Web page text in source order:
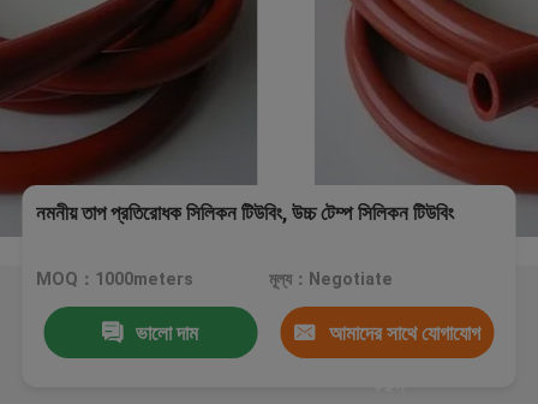
নমনীয় তাপ প্রতিরোধক সিলিকন টিউবিং, উচ্চ টেম্প সিলিকন টিউবিং
MOQ：1000meters মূল্য：Negotiate
ভালো দাম আমাদের সাথে যোগাযোগ